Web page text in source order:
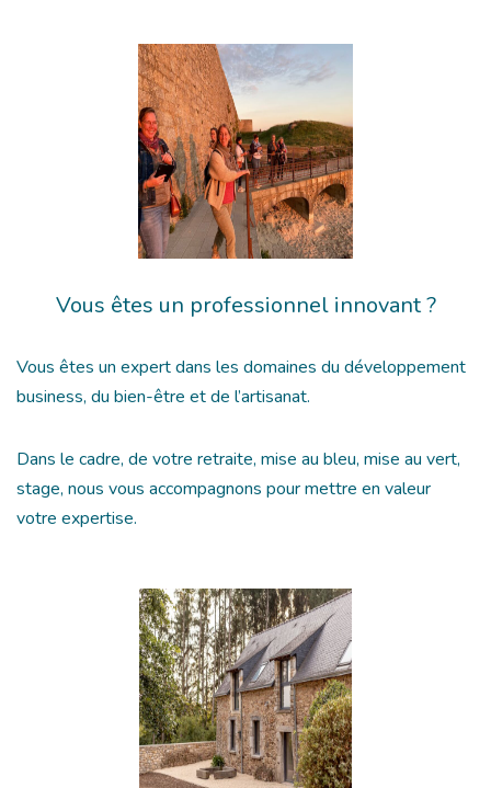
Vous êtes un professionnel innovant ?
Vous êtes un expert dans les domaines du développement
business, du bien-être et de l’artisanat.
Dans le cadre, de votre retraite, mise au bleu, mise au vert,
stage, nous vous accompagnons pour mettre en valeur
votre expertise.